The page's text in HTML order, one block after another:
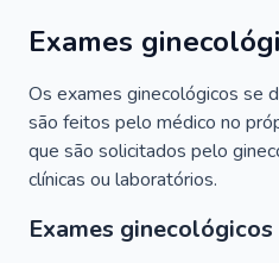
Exames
Os exames ginecológicos se
são feitos pelo médico no
que são solicitados pelo
clínicas ou laboratórios.
Exames